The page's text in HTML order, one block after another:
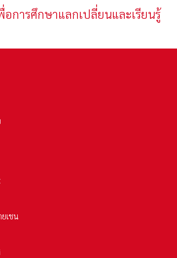
อการศึกษาแลกเปลี่ยนและเรียนรู้
เชน